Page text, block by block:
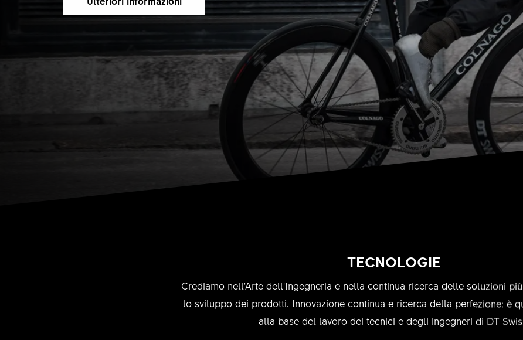
TECNOLOGIE
Crediamo nell'Arte dell'Ingegneria e nella continua ricerca delle soluzioni
lo sviluppo dei prodotti. Innovazione continua e ricerca della perfezione: è
alla base del lavoro dei tecnici e degli ingegneri di DT